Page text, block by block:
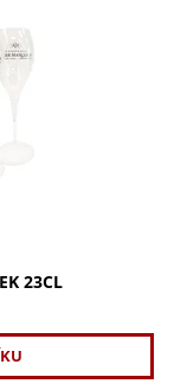
Tulipánové
si
pro...
23CL